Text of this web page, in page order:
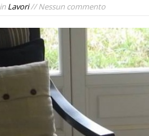
Lavori// Nessun commento